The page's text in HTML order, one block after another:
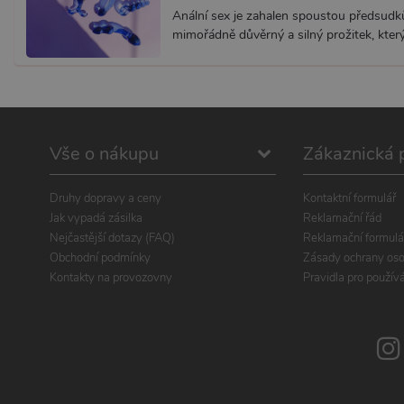
Anální sex je zahalen spoustou
mimořádně důvěrný a silný prožitek,
Vše o nákupu
Druhy dopravy a ceny
Jak vypadá zásilka
Nejčastější dotazy (FAQ)
Obchodní podmínky
Kontakty na provozovny
Zákaznická
Kontaktní formulář
Reklamační řád
Reklamační
Zásady ochrany
Pravidla pro